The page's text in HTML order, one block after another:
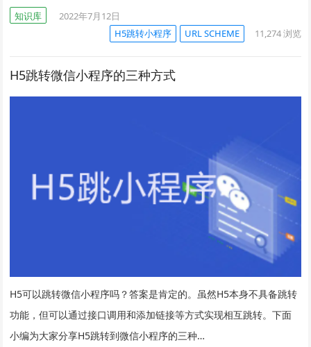
知识库
2022年7月12日
H5跳转小程序
URL SCHEME 11,274浏览
H5跳转微信小程序的三种方式
H5可以跳转微信小程序吗？答案是肯定的。虽然H5本身不具备跳转
功能，但可以通过接口调用和添加链接等方式实现相互跳转。下面
小编为大家分享H5跳转到微信小程序的三种…